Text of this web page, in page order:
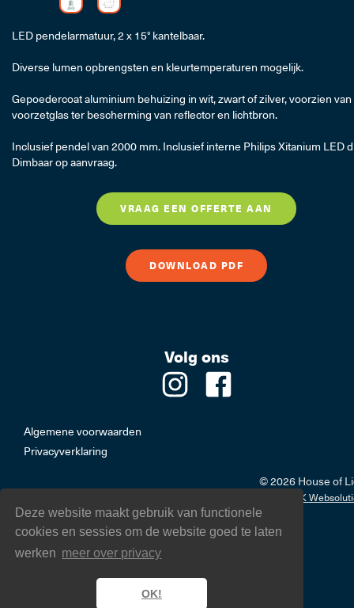
Deze website maakt gebruik van functionele
cookies en sessies om de website goed te laten
werken meer over privacy
OK!
LED pendelarmatuur, 2 x 15° kantelbaar.
Diverse lumen opbrengsten en kleurtemperaturen mogelijk.
Gepoedercoat aluminium behuizing in wit, zwart of zilver, voorzien van
voorzetglas ter bescherming van reflector en lichtbron.
Inclusief pendel van 2000 mm. Inclusief interne Philips Xitanium LED
Dimbaar op aanvraag.
VRAAG EEN OFFERTE AAN
DOWNLOAD PDF
Volg ons
Algemene voorwaarden
Privacyverklaring
© 2026 House of
AWINK